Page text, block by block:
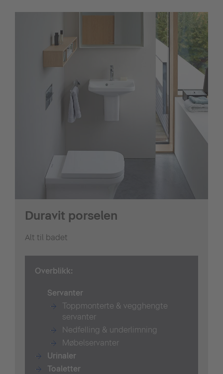
Duravit porselen
Alt til badet
Overblikk:
Servanter
Toppmonterte & vegghengte
servanter
Nedfelling & underlimning
Møbelservanter
Urinaler
Toaletter